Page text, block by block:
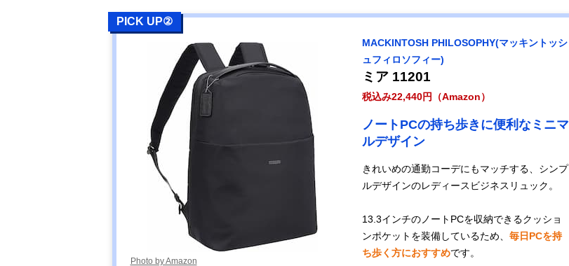
Amazonで見る
ジーピージーデ
イ 09J 09168
でも使えるアウ
42.5×奥行
14.5cm
PICK UP②
Photo by Amazon
MACKINTOSH PHILOSOPHY(マッキントッシ
ュフィロソフィー)
ミア 11201
税込み22,440円（Amazon）
ノートPCの持ち歩きに便利なミニマ
ルデザイン
きれいめの通勤コーデにもマッチする、シンプ
ルデザインのレディースビジネスリュック。
13.3インチのノートPCを収納できるクッショ
ンポケットを装備しているため、 毎日PCを持
ち歩く方におすすめです。